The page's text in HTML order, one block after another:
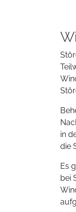
in
die
Es
bei